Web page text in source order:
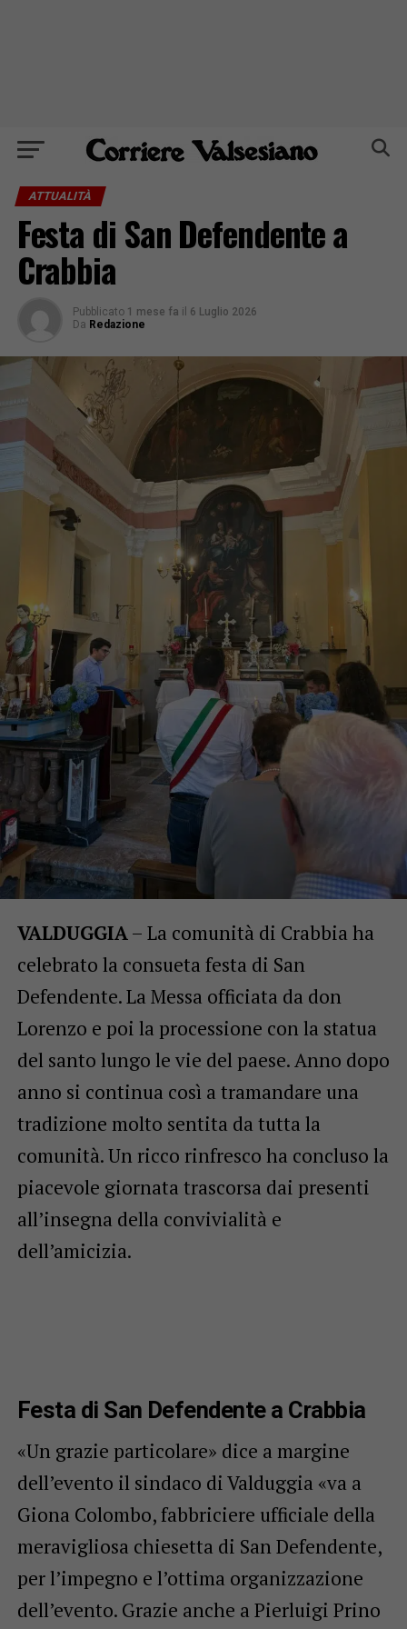
ATTUALITÀ
Festa di San Defendente a
Crabbia
Pubblicato 1 mese fa il 6 Luglio 2026
Da Redazione
VALDUGGIA– La comunità di Crabbia ha
celebrato la consueta festa di San
Defendente. La Messa officiata da don
Lorenzo e poi la processione con la statua
del santo lungo le vie del paese. Anno dopo
anno si continua così a tramandare una
tradizione molto sentita da tutta la
comunità. Un ricco rinfresco ha concluso la
piacevole giornata trascorsa dai presenti
all’insegna della convivialità e
dell’amicizia.
Festa di San Defendente a Crabbia
«Un grazie particolare» dice a margine
dell’evento il sindaco di Valduggia «va a
Giona Colombo, fabbriciere ufficiale della
meravigliosa chiesetta di San Defendente,
per l’impegno e l’ottima organizzazione
dell’evento. Grazie anche a Pierluigi Prino